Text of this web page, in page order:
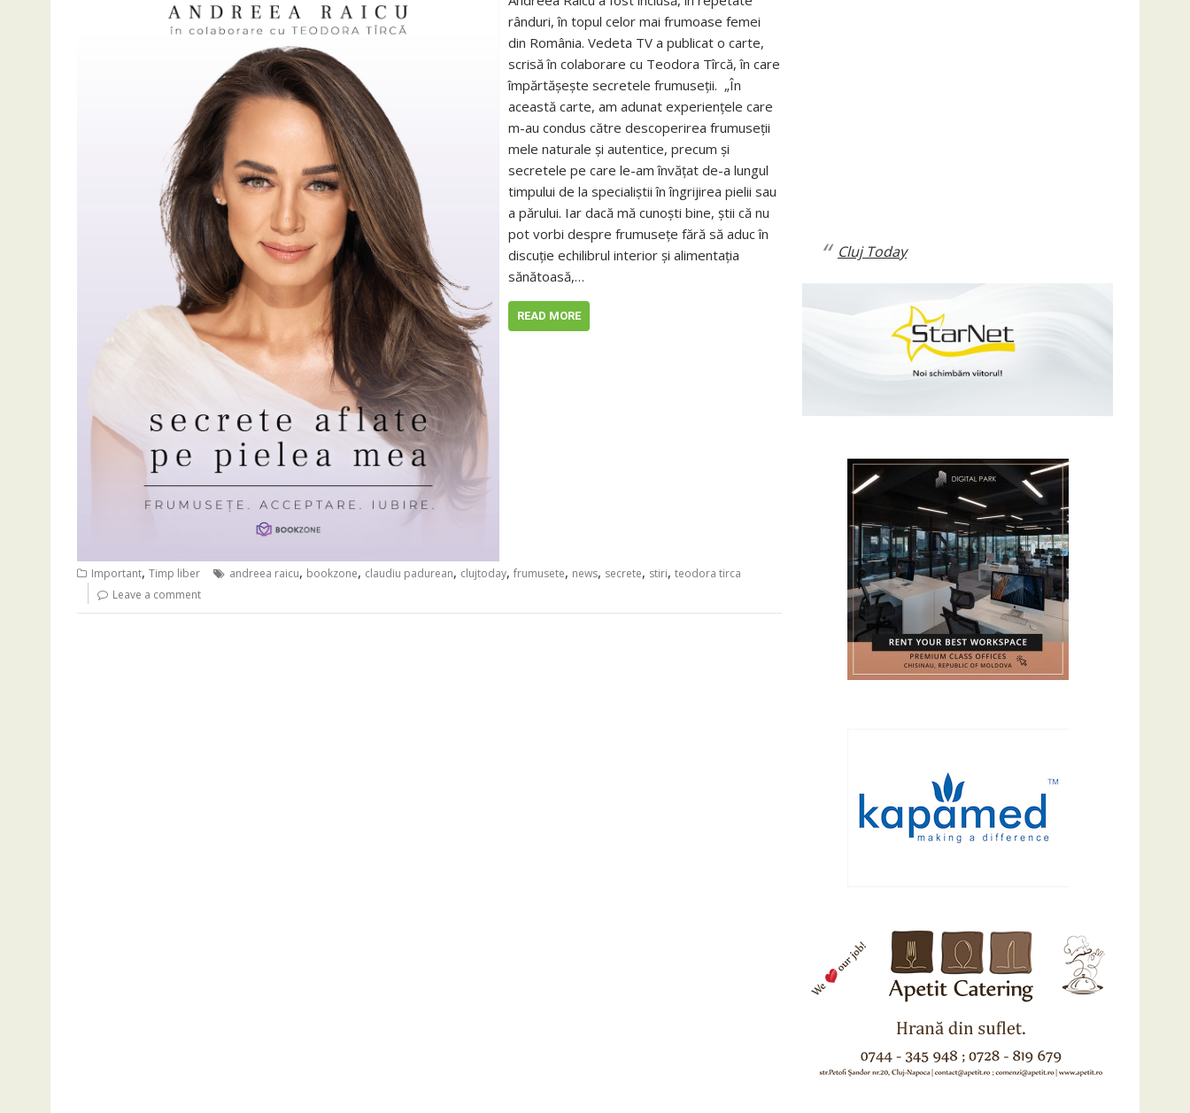
rânduri, în topul celor mai frumoase femei
din România. Vedeta TV a publicat o carte,
scrisă în colaborare cu Teodora Tîrcă, în care
împărtășește secretele frumuseții. „În
această carte, am adunat experiențele care
m-au condus către descoperirea frumuseții
mele naturale și autentice, precum și
secretele pe care le-am învățat de-a lungul
timpului de la specialiștii în îngrijirea pielii sau
a părului. Iar dacă mă cunoști bine, știi că nu
pot vorbi despre frumusețe fără să aduc în
discuție echilibrul interior și alimentația
sănătoasă,…
READ MORE
Important, Timp liber andreea raicu, bookzone, claudiu padurean, clujtoday, frumusete, news, secrete, stiri, teodora tirca
Leave a comment
Cluj Today